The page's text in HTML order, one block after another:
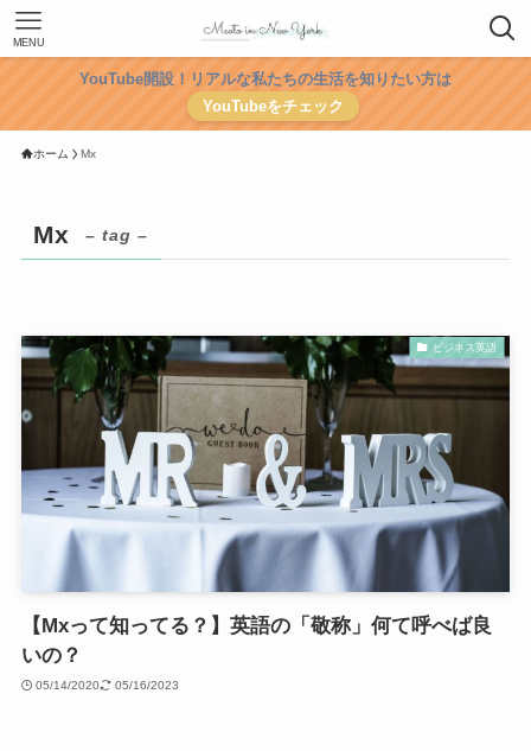
MENU
YouTube開設！リアルな私たちの生活を知りたい方は
YouTubeをチェック
ホーム Mx
Mx – tag –
ビジネス英語
【Mxって知ってる？】英語の「敬称」何て呼べば良
いの？
05/14/2020 05/16/2023